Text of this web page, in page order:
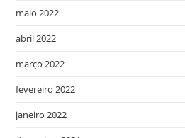
maio 2022
abril 2022
março 2022
fevereiro 2022
janeiro 2022